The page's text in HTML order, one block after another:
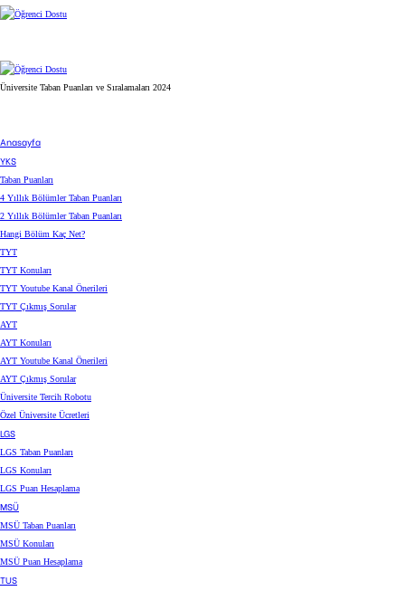
yap
...
Üniversite Taban Puanları ve Sıralamaları 2024
post
Anasayfa
YKS
Taban Puanları
4 Yıllık Bölümler Taban Puanları
2 Yıllık Bölümler Taban Puanları
Hangi Bölüm Kaç Net?
TYT
TYT Konuları
TYT Youtube Kanal Önerileri
TYT Çıkmış Sorular
AYT
AYT Konuları
AYT Youtube Kanal Önerileri
AYT Çıkmış Sorular
Üniversite Tercih Robotu
Özel Üniversite Ücretleri
LGS
LGS Taban Puanları
LGS Konuları
LGS Puan Hesaplama
MSÜ
MSÜ Taban Puanları
MSÜ Konuları
MSÜ Puan Hesaplama
TUS